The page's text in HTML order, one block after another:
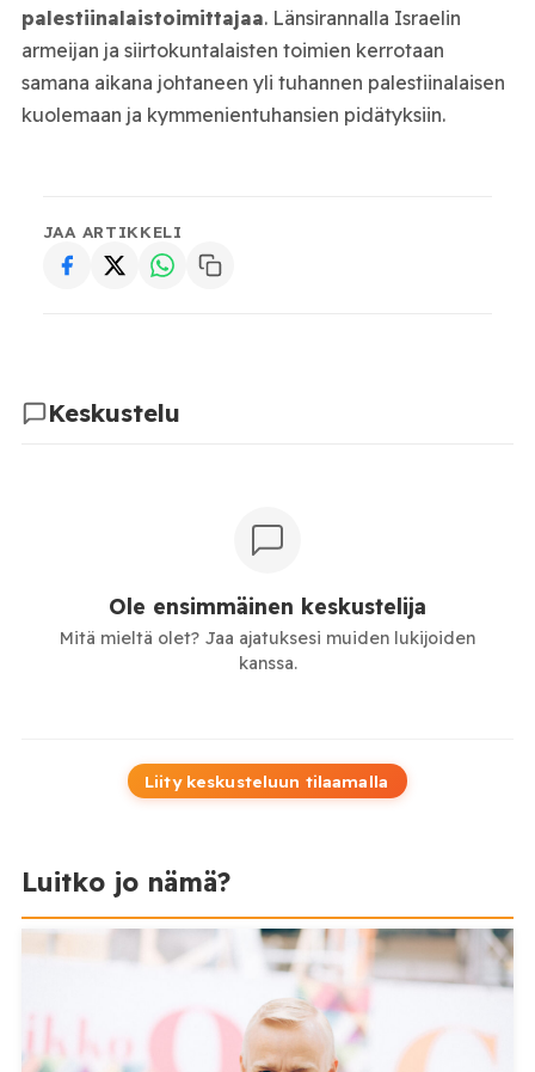
palestiinalaistoimittajaa. Länsirannalla Israelin
armeijan ja siirtokuntalaisten toimien kerrotaan
samana aikana johtaneen yli tuhannen palestiinalaisen
kuolemaan ja kymmenientuhansien pidätyksiin.
JAA ARTIKKELI
Keskustelu
Ole ensimmäinen keskustelija
Mitä mieltä olet? Jaa ajatuksesi muiden lukijoiden
kanssa.
Liity keskusteluun tilaamalla
Luitko jo nämä?